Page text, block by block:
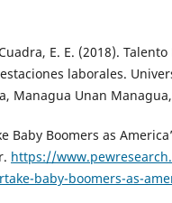
E. E. (2018).
laborales.
Managua Unan
Baby Boomers as
https://
baby-boomers-as-